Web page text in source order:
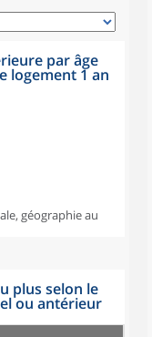
par âge
logement 1 an
géographie au
plus selon le
ou antérieur